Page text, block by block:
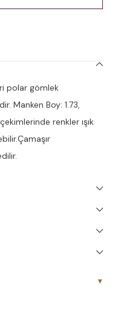
polar gömlek
Manken Boy: 1.73,
renkler ışık
▾